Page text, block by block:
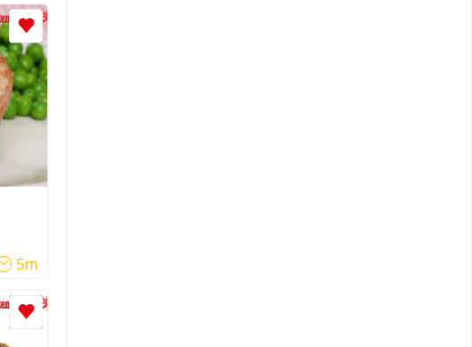
5m